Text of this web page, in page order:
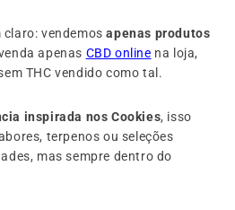
claro: vendemosapenas produtos
apenas CBD online na loja,
THC vendido como tal.
inspirada nos Cookies, isso
terpenos ou seleções
mas sempre dentro do